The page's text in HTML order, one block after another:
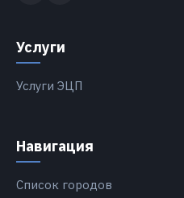
Услуги
Услуги ЭЦП
Навигация
Список городов